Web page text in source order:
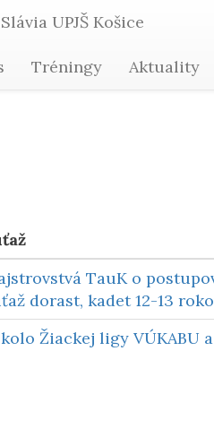
UPJŠ Košice
Tréningy Aktuality
TauK o
dorast, kadet 12-13
Žiackej ligy VÚKABU